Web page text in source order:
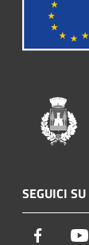
SEGUICI SU
Facebook